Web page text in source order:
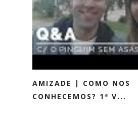
AMIZADE | COMO NOS
CONHECEMOS? 1ª V...